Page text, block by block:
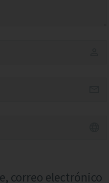
correo electrónico